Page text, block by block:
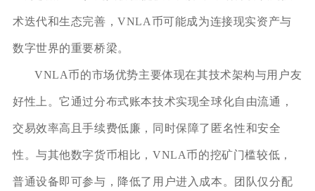
术迭代和生态完善，VNLA币可能成为连接现实资产与
数字世界的重要桥梁。
VNLA币的市场优势主要体现在其技术架构与用户友
好性上。它通过分布式账本技术实现全球化自由流通，
交易效率高且手续费低廉，同时保障了匿名性和安全
性。与其他数字货币相比，VNLA币的挖矿门槛较低，
普通设备即可参与，降低了用户进入成本。团队仅分配